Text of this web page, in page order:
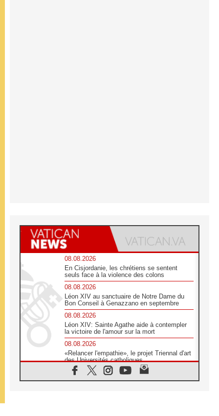
08.08.2026
En Cisjordanie, les chrétiens se sentent
seuls face à la violence des colons
08.08.2026
Léon XIV au sanctuaire de Notre Dame du
Bon Conseil à Genazzano en septembre
08.08.2026
Léon XIV: Sainte Agathe aide à contempler
la victoire de l'amour sur la mort
08.08.2026
«Relancer l'empathie», le projet Triennal d'art
des Universités catholiques
08.08.2026
Signis 2026, donner la parole aux religieuses